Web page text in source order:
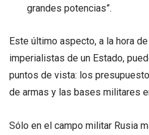
grandes potencias”.
Este último aspecto, a la hora
imperialistas de un Estado,
puntos de vista: los
de armas y las bases militares
Sólo en el campo militar Rusia